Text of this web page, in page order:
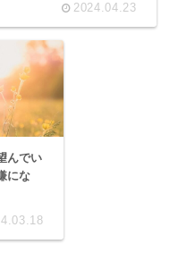
2024.04.23
んでい
にな